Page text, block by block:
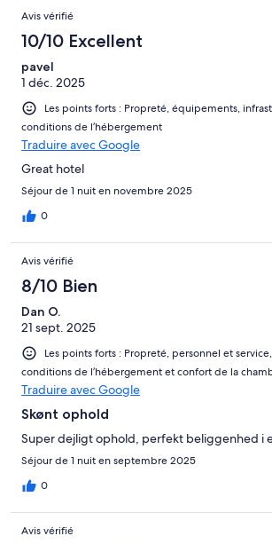
Avis vérifié
10/10 Excellent
pavel
1 déc. 2025
Les points forts : Propreté, équipements,
conditions de l’hébergement
Traduire avec Google
Great hotel
Séjour de 1 nuit en novembre 2025
0
Avis vérifié
8/10 Bien
Dan O.
21 sept. 2025
Les points forts : Propreté, personnel et
conditions de l’hébergement et confort de la
Traduire avec Google
Skønt ophold
Super dejligt ophold, perfekt beliggenhed i
Séjour de 1 nuit en septembre 2025
0
Avis vérifié